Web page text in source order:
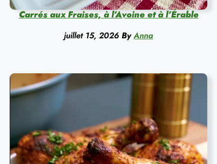
Carrés aux Fraises, à l’Avoine et à l’Érable
juillet 15, 2026 By Anna